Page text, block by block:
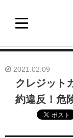
2021.02.09
クレジット
約違反！危